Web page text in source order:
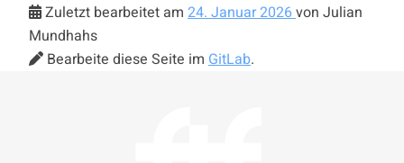
Zuletzt bearbeitet am 24. Januar 2026von Julian
Mundhahs
Bearbeite diese Seite im GitLab.